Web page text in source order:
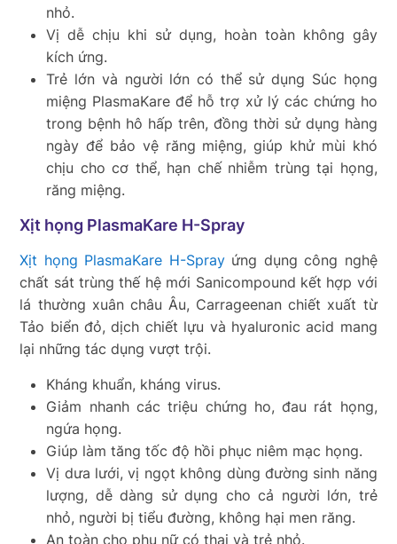
nhỏ.
Vị dễ chịu khi sử dụng, hoàn toàn không gây
kích ứng.
Trẻ lớn và người lớn có thể sử dụng Súc họng
miệng PlasmaKare để hỗ trợ xử lý các chứng ho
trong bệnh hô hấp trên, đồng thời sử dụng hàng
ngày để bảo vệ răng miệng, giúp khử mùi khó
chịu cho cơ thể, hạn chế nhiễm trùng tại họng,
răng miệng.
Xịt họng PlasmaKare H-Spray
Xịt họng PlasmaKare H-Sprayứng dụng công nghệ
chất sát trùng thế hệ mới Sanicompound kết hợp với
lá thường xuân châu Âu, Carrageenan chiết xuất từ
Tảo biển đỏ, dịch chiết lựu và hyaluronic acid mang
lại những tác dụng vượt trội.
Kháng khuẩn, kháng virus.
Giảm nhanh các triệu chứng ho, đau rát họng,
ngứa họng.
Giúp làm tăng tốc độ hồi phục niêm mạc họng.
Vị dưa lưới, vị ngọt không dùng đường sinh năng
lượng, dễ dàng sử dụng cho cả người lớn, trẻ
nhỏ, người bị tiểu đường, không hại men răng.
An toàn cho phụ nữ có thai và trẻ nhỏ.